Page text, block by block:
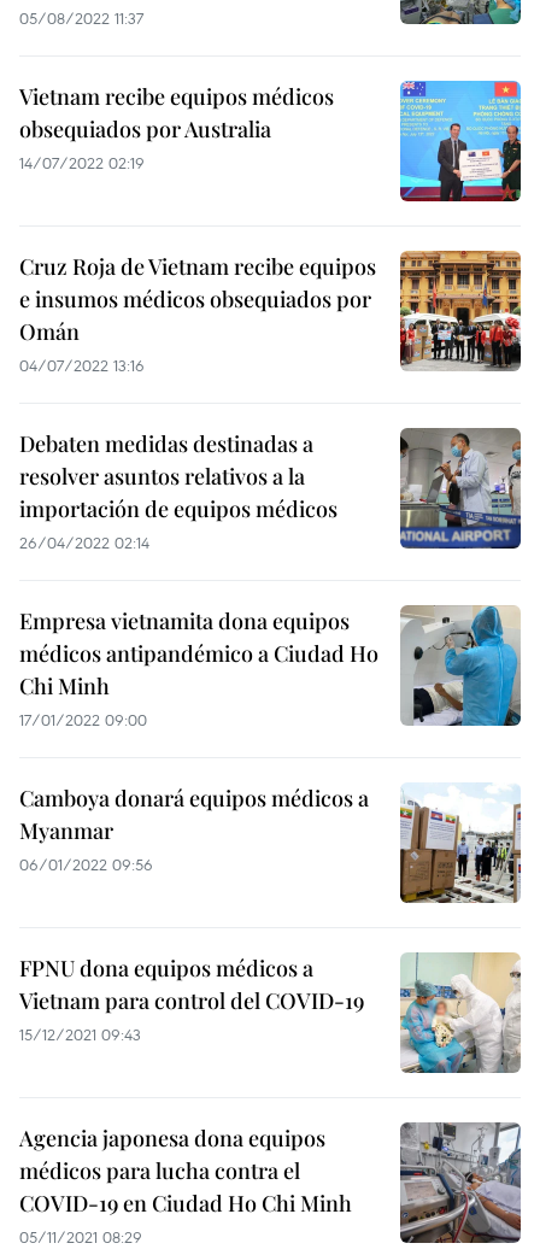
05/08/2022 11:37
Vietnam recibe equipos médicos
obsequiados por Australia
14/07/2022 02:19
Cruz Roja de Vietnam recibe equipos
e insumos médicos obsequiados por
Omán
04/07/2022 13:16
Debaten medidas destinadas a
resolver asuntos relativos a la
importación de equipos médicos
26/04/2022 02:14
Empresa vietnamita dona equipos
médicos antipandémico a Ciudad Ho
Chi Minh
17/01/2022 09:00
Camboya donará equipos médicos a
Myanmar
06/01/2022 09:56
FPNU dona equipos médicos a
Vietnam para control del COVID-19
15/12/2021 09:43
Agencia japonesa dona equipos
médicos para lucha contra el
COVID-19 en Ciudad Ho Chi Minh
05/11/2021 08:29